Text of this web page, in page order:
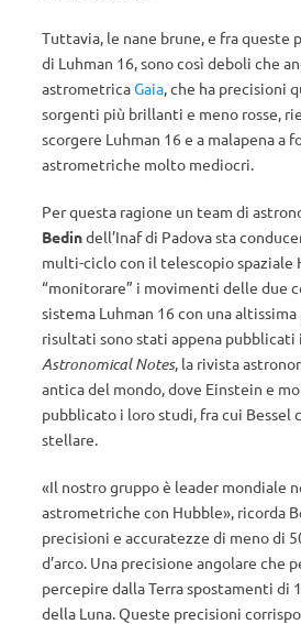
Tuttavia, le nane brune, e fra queste
di Luhman 16, sono così deboli che
astrometricaGaia, che ha precisioni
sorgenti più brillanti e meno rosse,
scorgere Luhman 16 e a malapena a
astrometriche molto mediocri.
Per questa ragione un team di
Bedindell’Inaf di Padova sta
multi-ciclo con il telescopio spaziale
“monitorare” i movimenti delle due
sistema Luhman 16 con una
risultati sono stati appena pubblicati
Astronomical Notes, la rivista
antica del mondo, dove Einstein e
pubblicato i loro studi, fra cui Bessel
stellare.
«Il nostro gruppo è leader mondiale
astrometriche con Hubble», ricorda
precisioni e accuratezze di meno di
d’arco. Una precisione angolare che
percepire dalla Terra spostamenti di
della Luna. Queste precisioni